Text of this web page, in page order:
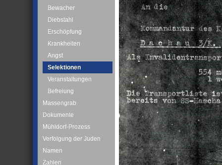
Bewacher
Diebstahl
Erschöpfung
Krankheiten
Angst
Selektionen
Veranstaltungen
Befreiung
Massengrab
Dokumente
Mühldorf-Prozess
Verfolgung der Juden
Namen
Zahlen